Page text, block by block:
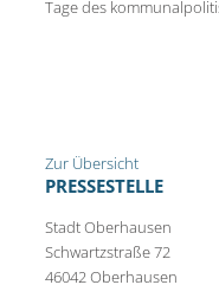
Tage des
Zur Übersicht
PRESSESTELLE
Stadt Oberhausen
Schwartzstraße 72
46042 Oberhausen